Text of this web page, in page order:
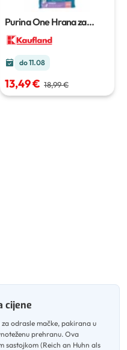
Purina One Hrana za
do 11.08
13,49 € 18,99 €
cijene
odrasle mačke, pakirana u
prehranu. Ova
(Reich an Huhn als